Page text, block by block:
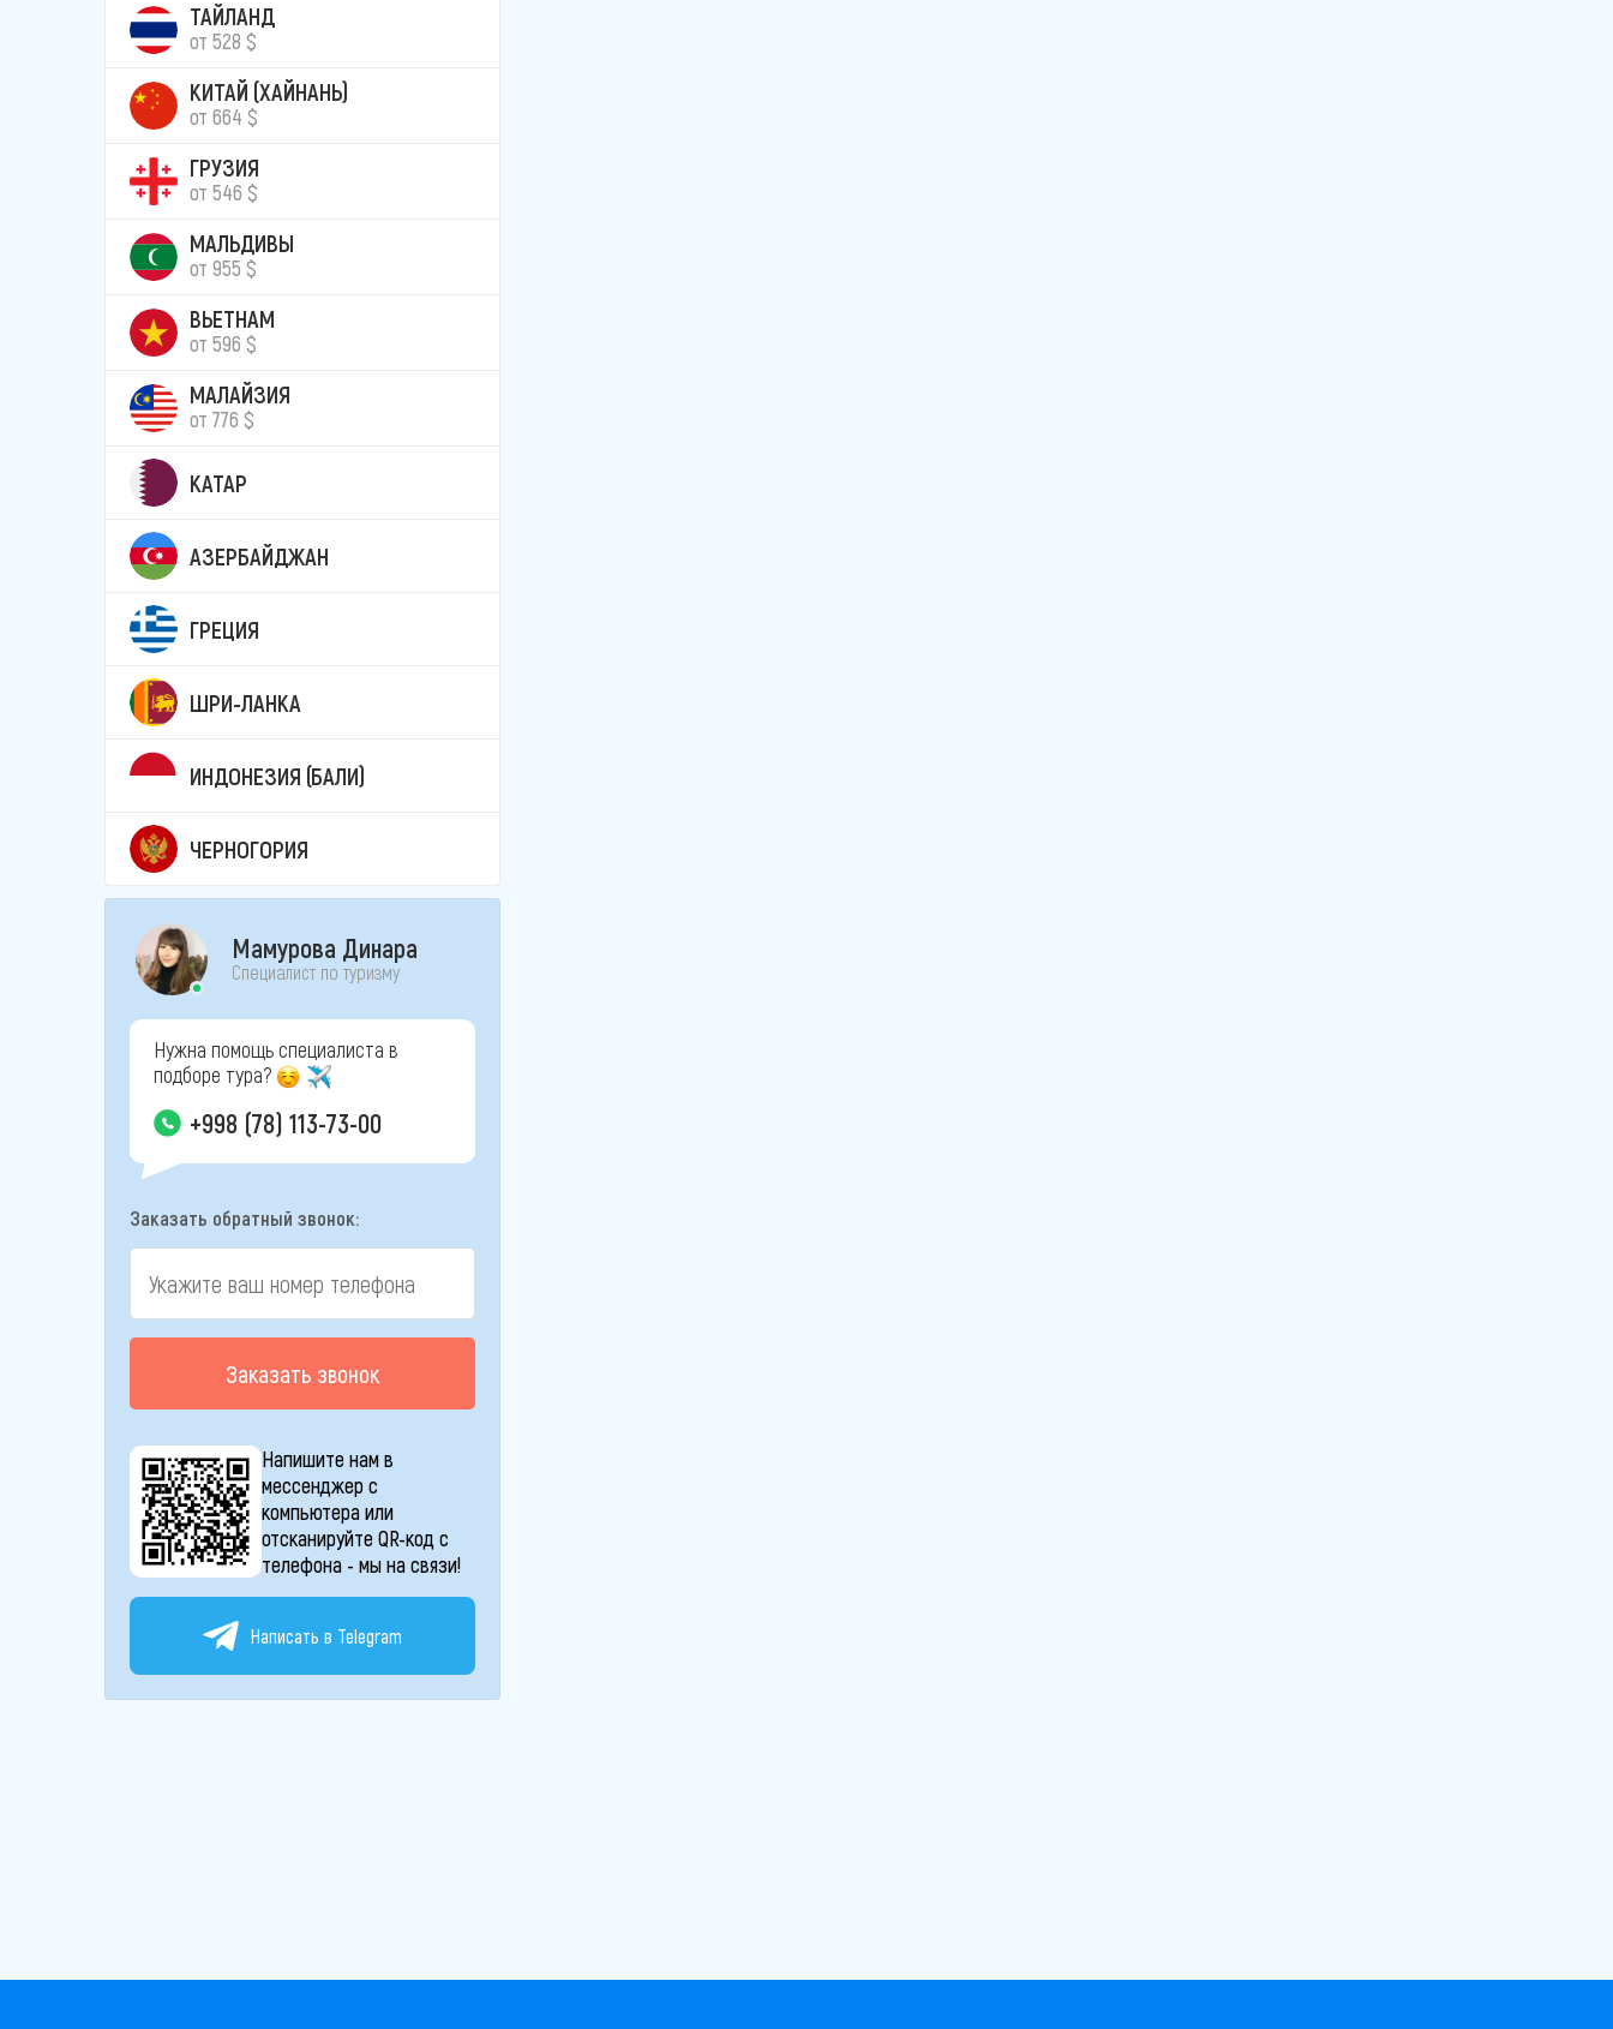
ТАЙЛАНД
от 528 $
КИТАЙ (ХАЙНАНЬ)
от 664 $
ГРУЗИЯ
от 546 $
МАЛЬДИВЫ
от 955 $
ВЬЕТНАМ
от 596 $
МАЛАЙЗИЯ
от 776 $
КАТАР
АЗЕРБАЙДЖАН
ГРЕЦИЯ
ШРИ-ЛАНКА
ИНДОНЕЗИЯ (БАЛИ)
ЧЕРНОГОРИЯ
Мамурова Динара
Специалист по туризму
Нужна помощь специалиста в
подборе тура?
+998 (78) 113-73-00
Заказать обратный звонок:
Заказать звонок
Напишите нам в
мессенджер с
компьютера или
отсканируйте QR-код с
телефона - мы на связи!
Написать в Telegram